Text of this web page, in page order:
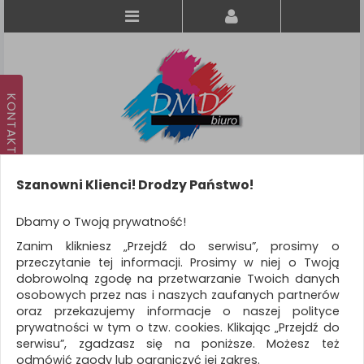
KATEGORIE
WSZYSTKIE KATEGORIE
FILTRY
Więcej
Szanowni Klienci! Drodzy Państwo!
Dbamy o Twoją prywatność!
Zanim klikniesz „Przejdź do serwisu”, prosimy o
przeczytanie tej informacji. Prosimy w niej o Twoją
dobrowolną zgodę na przetwarzanie Twoich danych
osobowych przez nas i naszych zaufanych partnerów
oraz przekazujemy informacje o naszej polityce
prywatności w tym o tzw. cookies. Klikając „Przejdź do
serwisu”, zgadzasz się na poniższe. Możesz też
odmówić zgody lub ograniczyć jej zakres.